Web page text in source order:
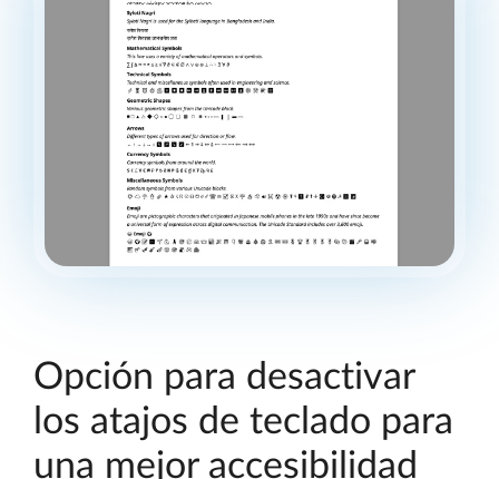
Opción para desactivar
los atajos de teclado para
una mejor accesibilidad